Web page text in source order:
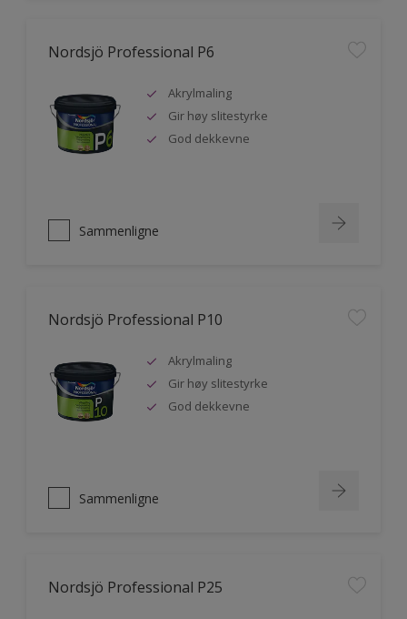
Nordsjö Professional P6
Akrylmaling
Gir høy slitestyrke
God dekkevne
Sammenligne
Nordsjö Professional P10
Akrylmaling
Gir høy slitestyrke
God dekkevne
Sammenligne
Nordsjö Professional P25